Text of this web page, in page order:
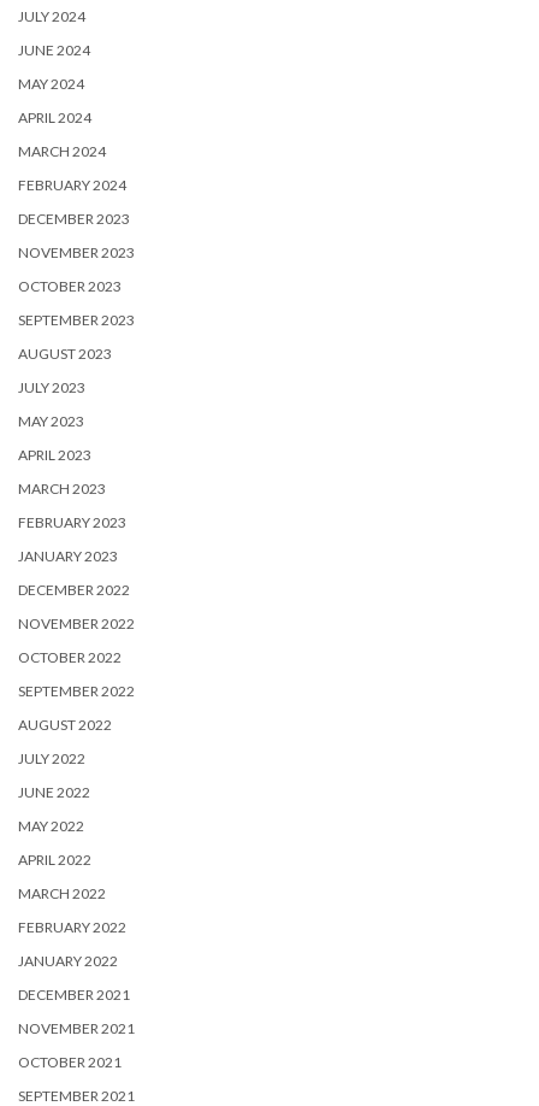
JULY 2024
JUNE 2024
MAY 2024
APRIL 2024
MARCH 2024
FEBRUARY 2024
DECEMBER 2023
NOVEMBER 2023
OCTOBER 2023
SEPTEMBER 2023
AUGUST 2023
JULY 2023
MAY 2023
APRIL 2023
MARCH 2023
FEBRUARY 2023
JANUARY 2023
DECEMBER 2022
NOVEMBER 2022
OCTOBER 2022
SEPTEMBER 2022
AUGUST 2022
JULY 2022
JUNE 2022
MAY 2022
APRIL 2022
MARCH 2022
FEBRUARY 2022
JANUARY 2022
DECEMBER 2021
NOVEMBER 2021
OCTOBER 2021
SEPTEMBER 2021